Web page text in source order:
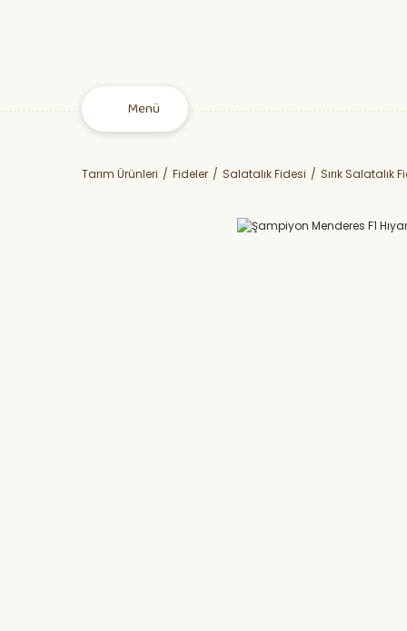
Menü
Tarım Ürünleri Fideler Salatalık Fidesi Sırık Salatalık